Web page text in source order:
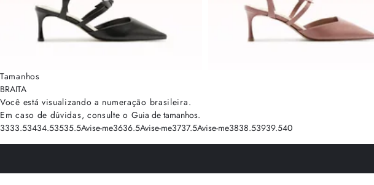
Tamanhos
BRAITA
Você está visualizando a numeração brasileira.
Em caso de dúvidas, consulte o Guia de tamanhos.
3333.53434.53535.5Avise-me3636.5Avise-me3737.5Avise-me3838.53939.540